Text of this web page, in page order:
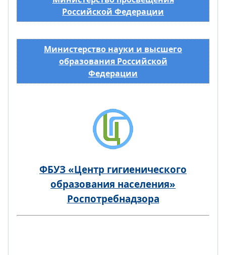
Российской Федерации
Министерство науки и высшего
образования Российской
Федерации
ФБУЗ «Центр гигиенического
образования населения»
Роспотребнадзора